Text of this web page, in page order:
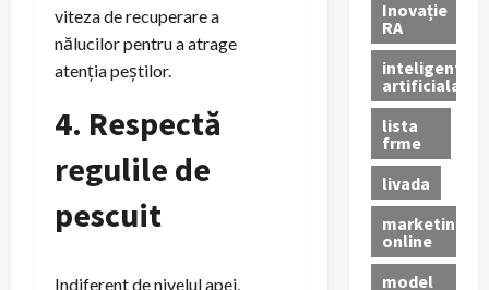
viteza de recuperare a
nălucilor pentru a atrage
atenția peștilor.
4. Respectă
regulile de
pescuit
Indiferent de nivelul apei,
Inovație
RA
inteligenta
artificiala
lista
frme
livada
marketing
online
model